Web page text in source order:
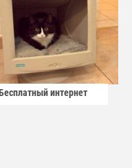
интернет